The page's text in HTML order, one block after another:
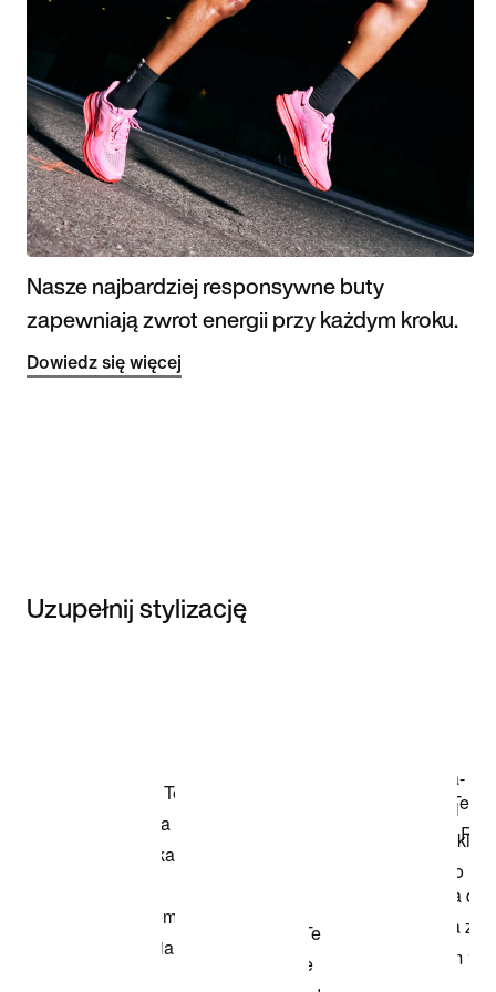
Nasze najbardziej responsywne buty
zapewniają zwrot energii przy każdym kroku.
Dowiedz się więcej
Uzupełnij stylizację